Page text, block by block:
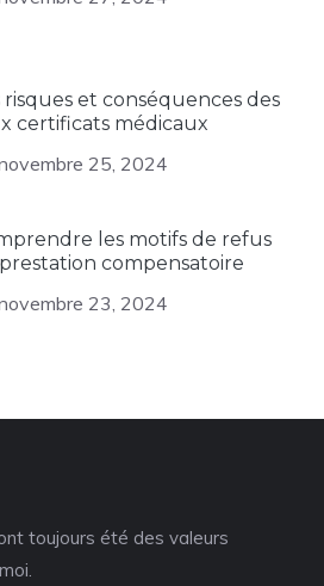
risques et conséquences des
certificats médicaux
25, 2024
les motifs de refus
compensatoire
23, 2024
toujours été des valeurs